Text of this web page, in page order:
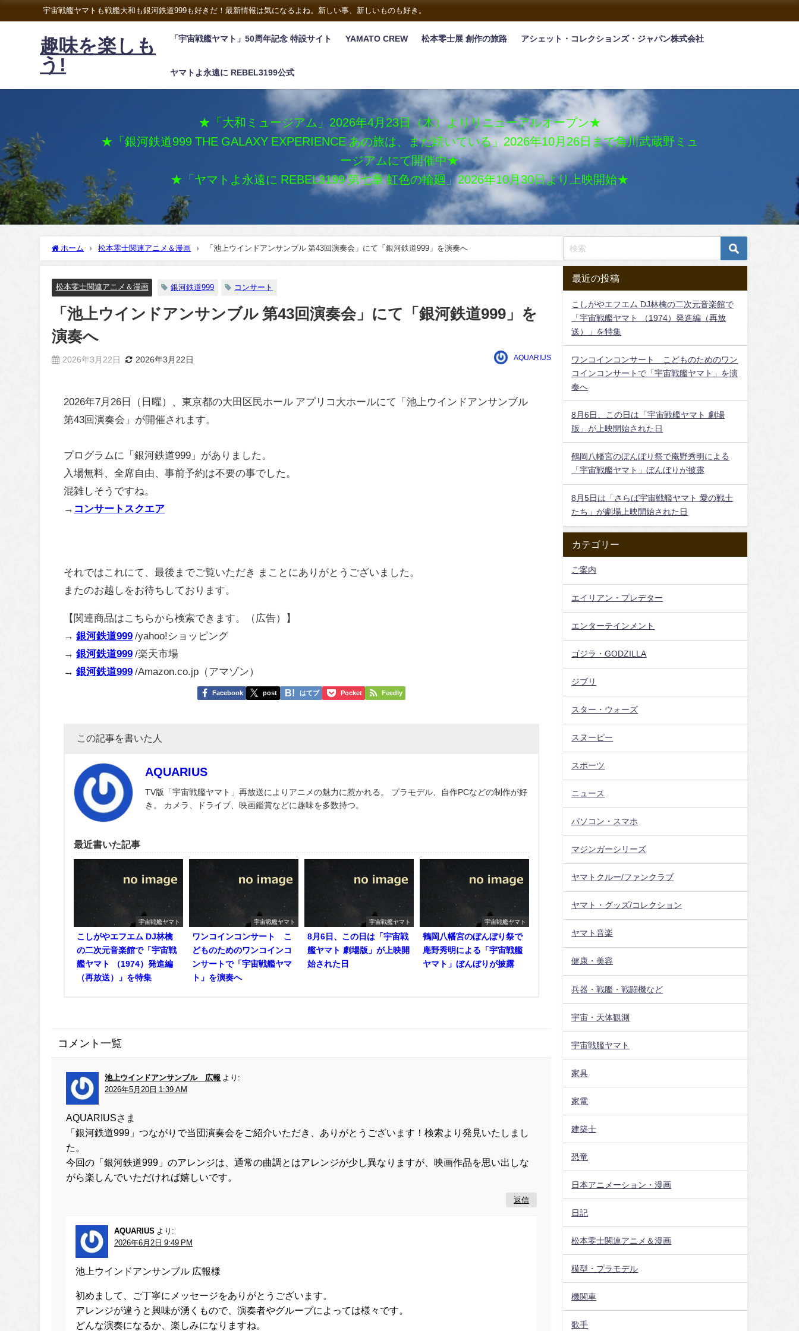
宇宙戦艦ヤマトも戦艦大和も銀河鉄道999も好きだ！最新情報は気になるよね。新しい事、新しいものも好き。
趣味を楽しも
う!
「宇宙戦艦ヤマト」50周年記念 特設サイト YAMATO CREW 松本零士展 創作の旅路 アシェット・コレクションズ・ジャパン株式会社
ヤマトよ永遠に REBEL3199公式
★「大和ミュージアム」2026年4月23日（木）よりリニューアルオープン★
★「銀河鉄道999 THE GALAXY EXPERIENCE あの旅は、まだ続いている」2026年10月26日まで角川武蔵野ミュ
ージアムにて開催中★
★「ヤマトよ永遠に REBEL3199 第七章 虹色の輪廻」2026年10月30日より上映開始★
ホーム 松本零士関連アニメ＆漫画 「池上ウインドアンサンブル 第43回演奏会」にて「銀河鉄道999」を演奏へ
松本零士関連アニメ＆漫画 銀河鉄道999 コンサート
「池上ウインドアンサンブル 第43回演奏会」にて「銀河鉄道999」を
演奏へ
2026年3月22日 2026年3月22日 AQUARIUS
2026年7月26日（日曜）、東京都の大田区民ホール アプリコ大ホールにて「池上ウインドアンサンブル
第43回演奏会」が開催されます。
プログラムに「銀河鉄道999」がありました。
入場無料、全席自由、事前予約は不要の事でした。
混雑しそうですね。
→ コンサートスクエア
それではこれにて、最後までご覧いただき まことにありがとうございました。
またのお越しをお待ちしております。
【関連商品はこちらから検索できます。（広告）】
→銀河鉄道999 /yahoo!ショッピング
→銀河鉄道999 /楽天市場
→銀河鉄道999 /Amazon.co.jp（アマゾン）
Facebook post はてブ Pocket Feedly
この記事を書いた人
AQUARIUS
TV版「宇宙戦艦ヤマト」再放送によりアニメの魅力に惹かれる。 プラモデル、自作PCなどの制作が好
き。 カメラ、ドライブ、映画鑑賞などに趣味を多数持つ。
最近書いた記事
宇宙戦艦ヤマト
こしがやエフエム DJ林檎
の二次元音楽館で「宇宙戦
艦ヤマト （1974）発進編
（再放送）」を特集
宇宙戦艦ヤマト
ワンコインコンサート こ
どものためのワンコインコ
ンサートで「宇宙戦艦ヤマ
ト」を演奏へ
宇宙戦艦ヤマト
8月6日、この日は「宇宙戦
艦ヤマト 劇場版」が上映開
始された日
宇宙戦艦ヤマト
鶴岡八幡宮のぼんぼり祭で
庵野秀明による「宇宙戦艦
ヤマト」ぼんぼりが披露
コメント一覧
池上ウインドアンサンブル 広報 より:
2026年5月20日 1:39 AM
AQUARIUSさま
「銀河鉄道999」つながりで当団演奏会をご紹介いただき、ありがとうございます！検索より発見いたしまし
た。
今回の「銀河鉄道999」のアレンジは、通常の曲調とはアレンジが少し異なりますが、映画作品を思い出しな
がら楽しんでいただければ嬉しいです。
返信
AQUARIUS より:
2026年6月2日 9:49 PM
池上ウインドアンサンブル 広報様
初めまして、ご丁寧にメッセージをありがとうございます。
アレンジが違うと興味が湧くもので、演奏者やグループによっては様々です。
どんな演奏になるか、楽しみになりますね。
最近の投稿
こしがやエフエム DJ林檎の二次元音楽館で
「宇宙戦艦ヤマト （1974）発進編（再放
送）」を特集
ワンコインコンサート こどものためのワン
コインコンサートで「宇宙戦艦ヤマト」を演
奏へ
8月6日、この日は「宇宙戦艦ヤマト 劇場
版」が上映開始された日
鶴岡八幡宮のぼんぼり祭で庵野秀明による
「宇宙戦艦ヤマト」ぼんぼりが披露
8月5日は「さらば宇宙戦艦ヤマト 愛の戦士
たち」が劇場上映開始された日
カテゴリー
ご案内
エイリアン・プレデター
エンターテインメント
ゴジラ・GODZILLA
ジブリ
スター・ウォーズ
スヌーピー
スポーツ
ニュース
パソコン・スマホ
マジンガーシリーズ
ヤマトクルー/ファンクラブ
ヤマト・グッズ/コレクション
ヤマト音楽
健康・美容
兵器・戦艦・戦闘機など
宇宙・天体観測
宇宙戦艦ヤマト
家具
家電
建築士
恐竜
日本アニメーション・漫画
日記
松本零士関連アニメ＆漫画
模型・プラモデル
機関車
歌手